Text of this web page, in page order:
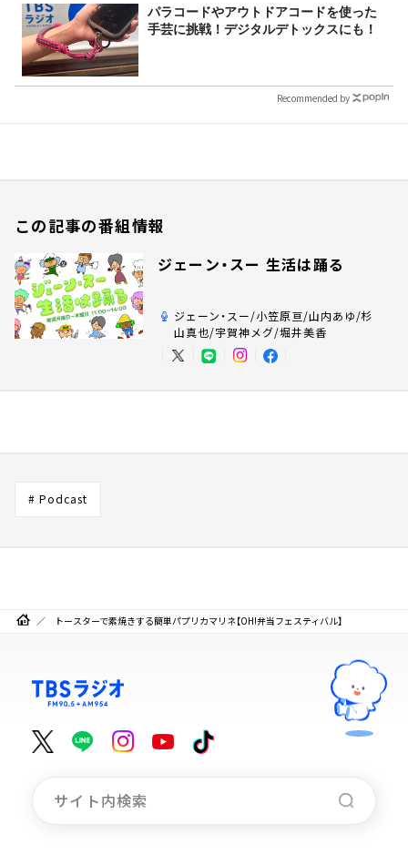
パラコードやアウトドアコードを使った
手芸に挑戦！デジタルデトックスにも！
Recommended by
この記事の番組情報
ジェーン・スー 生活は踊る
ジェーン・スー/小笠原亘/山内あゆ/杉
山真也/宇賀神メグ/堀井美香
# Podcast
トースターで素焼きする簡単パプリカマリネ【OH!弁当フェスティバル】